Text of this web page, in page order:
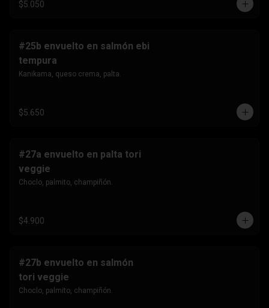
$5.050
#25b envuelto en salmón ebi
tempura
Kanikama, queso crema, palta.
$5.650
#27a envuelto en palta tori
veggie
Choclo, palmito, champiñón.
$4.900
#27b envuelto en salmón
tori veggie
Choclo, palmito, champiñón.